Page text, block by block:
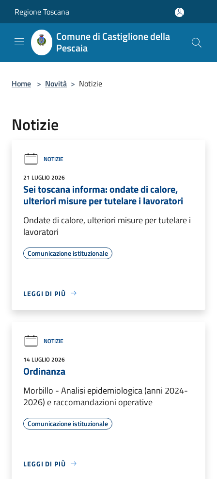
Regione Toscana
Comune di Castiglione della
Pescaia
Home > Novità > Notizie
Notizie
NOTIZIE
21 LUGLIO 2026
Sei toscana informa: ondate di calore,
ulteriori misure per tutelare i lavoratori
Ondate di calore, ulteriori misure per tutelare i
lavoratori
Comunicazione istituzionale
LEGGI DI PIÙ
NOTIZIE
14 LUGLIO 2026
Ordinanza
Morbillo - Analisi epidemiologica (anni 2024-
2026) e raccomandazioni operative
Comunicazione istituzionale
LEGGI DI PIÙ